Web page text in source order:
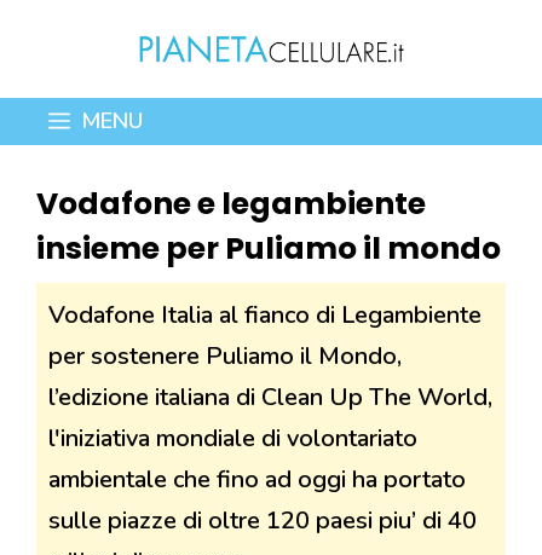
contenuto
MENU
Vodafone e legambiente
insieme per Puliamo il mondo
Vodafone Italia al fianco di Legambiente
per sostenere Puliamo il Mondo,
l’edizione italiana di Clean Up The World,
l'iniziativa mondiale di volontariato
ambientale che fino ad oggi ha portato
sulle piazze di oltre 120 paesi piu’ di 40